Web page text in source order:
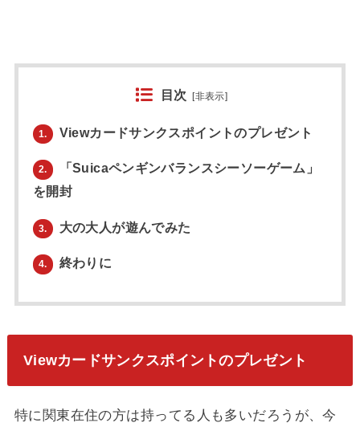
目次 [非表示]
1. Viewカードサンクスポイントのプレゼント
2.
「Suicaペンギンバランスシーソーゲーム」
を開封
3. 大の大人が遊んでみた
4. 終わりに
Viewカードサンクスポイントのプレゼント
特に関東在住の方は持ってる人も多いだろうが、今